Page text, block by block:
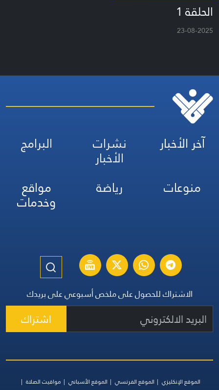
الحلقة 1
23-08-2025
آخر الأخبار نشرات
الأخبار
البرامج
منوعات
رياضة مواقع
وخدمات
الاشتراك للحصول على ملخص أسبوعي على بريدك
اشتراك
الموقع الإنكليزي الموقع الفرنسي الموقع الأسباني
مواقيت الصلاة